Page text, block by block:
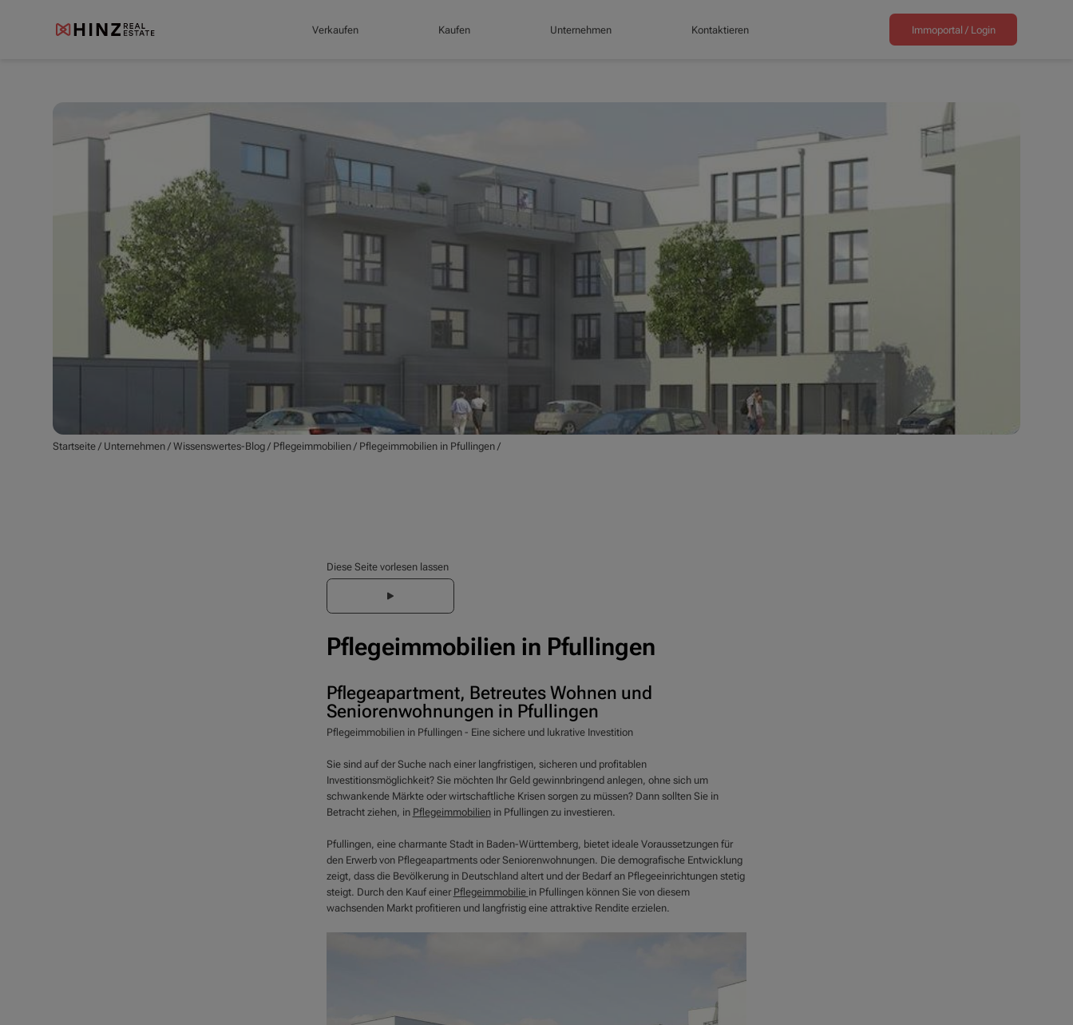
Verkaufen Kaufen Unternehmen Kontaktieren Immoportal / Login
Startseite / Unternehmen /Wissenswertes-Blog / Pflegeimmobilien / Pflegeimmobilien in Pfullingen /
Diese Seite vorlesen lassen
Pflegeimmobilien in Pfullingen
Pflegeapartment, Betreutes Wohnen und
Seniorenwohnungen in Pfullingen
Pflegeimmobilien in Pfullingen - Eine sichere und lukrative Investition
Sie sind auf der Suche nach einer langfristigen, sicheren und profitablen
Investitionsmöglichkeit? Sie möchten Ihr Geld gewinnbringend anlegen, ohne sich um
schwankende Märkte oder wirtschaftliche Krisen sorgen zu müssen? Dann sollten Sie in
Betracht ziehen, in Pflegeimmobilienin Pfullingen zu investieren.
Pfullingen, eine charmante Stadt in Baden-Württemberg, bietet ideale Voraussetzungen für
den Erwerb von Pflegeapartments oder Seniorenwohnungen. Die demografische Entwicklung
zeigt, dass die Bevölkerung in Deutschland altert und der Bedarf an Pflegeeinrichtungen stetig
steigt. Durch den Kauf einer Pflegeimmobilie in Pfullingen können Sie von diesem
wachsenden Markt profitieren und langfristig eine attraktive Rendite erzielen.